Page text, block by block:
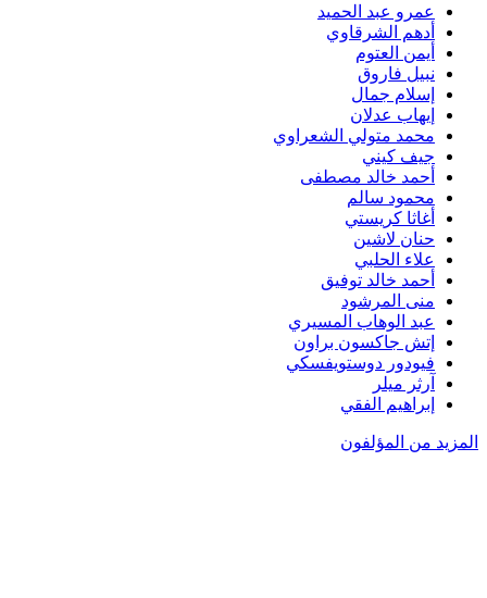
عمرو عبد الحميد
أدهم الشرقاوي
أيمن العتوم
نبيل فاروق
إسلام جمال
إيهاب عدلان
محمد متولي الشعراوي
جيف كيني
أحمد خالد مصطفى
محمود سالم
أغاثا كريستي
حنان لاشين
علاء الحلبي
أحمد خالد توفيق
منى المرشود
عبد الوهاب المسيري
إتش جاكسون براون
فيودور دوستويفسكي
آرثر ميلر
إبراهيم الفقي
المزيد من المؤلفون